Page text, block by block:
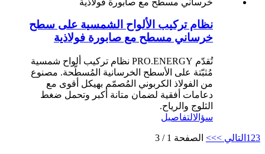
نظام تركيب الألواح الشمسية على سطح
خرساني مسطح مع صابورة فولاذية
تُقدّم PRO.ENERGY نظام تركيب ألواح شمسية
مُثبّتة على الأسطح الخرسانية المُسطّحة. مصنوع
من الفولاذ الكربوني المُصمّم بهيكل أقوى مع
دعامات أفقية لضمان متانة أكبر وتحمل ضغط
الثلوج والرياح.
سؤالالتفاصيل
1 23 التالي >>> الصفحة 1 / 3